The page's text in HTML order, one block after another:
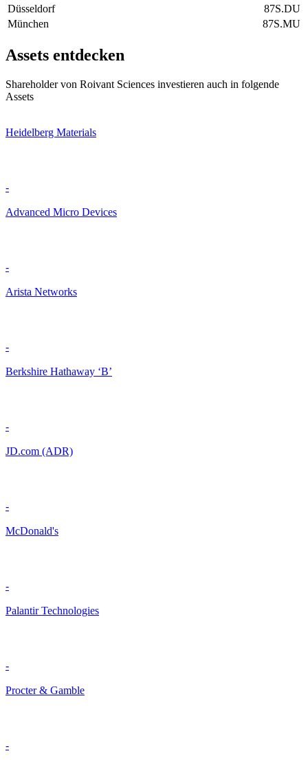
Düsseldorf
87S.DU
München
87S.MU
Assets entdecken
Shareholder von Roivant Sciences investieren auch in folgende
Assets
Heidelberg Materials
-
Advanced Micro Devices
-
Arista Networks
-
Berkshire Hathaway ‘B’
-
JD.com (ADR)
-
McDonald's
-
Palantir Technologies
-
Procter & Gamble
-